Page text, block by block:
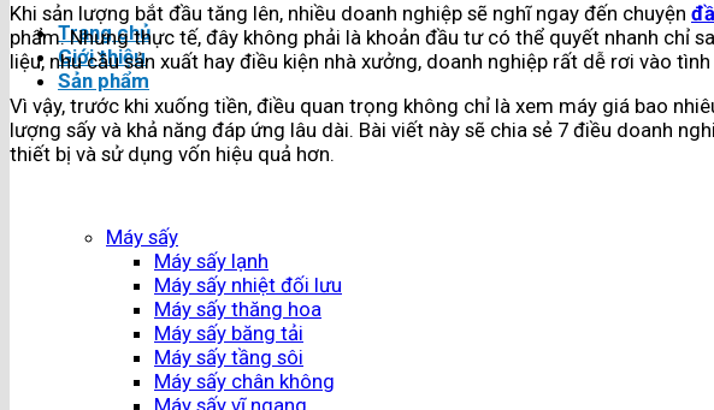
Trang chủ
Giới thiệu
Sản phẩm
Máy sấy
Máy sấy lạnh
Máy sấy nhiệt đối lưu
Máy sấy thăng hoa
Máy sấy băng tải
Máy sấy tầng sôi
Máy sấy chân không
Khi sản lượng bắt đầu tăng lên, nhiều doanh nghiệp sẽ nghĩ ngay đến chuyện
phẩm. Nhưng thực tế, đây không phải là khoản đầu tư có thể quyết nhanh chỉ
liệu, nhu cầu sản xuất hay điều kiện nhà xưởng, doanh nghiệp rất dễ rơi vào
Vì vậy, trước khi xuống tiền, điều quan trọng không chỉ là xem máy giá bao
lượng sấy và khả năng đáp ứng lâu dài. Bài viết này sẽ chia sẻ 7 điều doanh
thiết bị và sử dụng vốn hiệu quả hơn.